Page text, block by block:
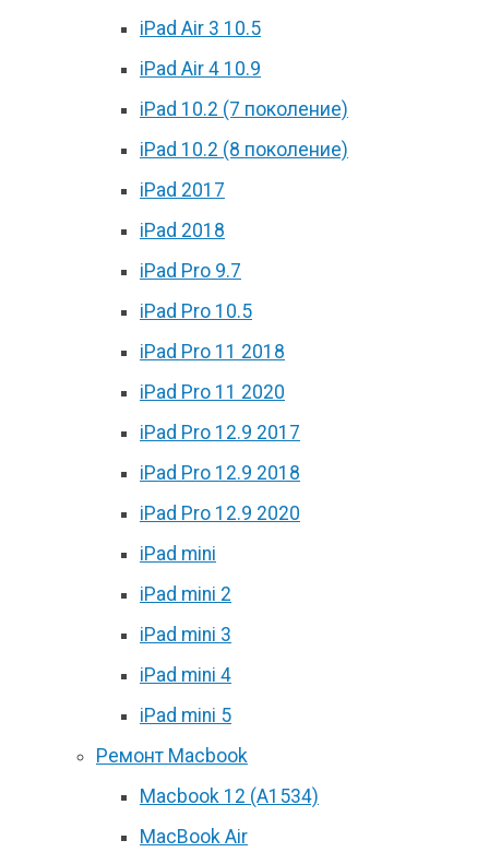
iPad Air 3 10.5
iPad Air 4 10.9
iPad 10.2 (7 поколение)
iPad 10.2 (8 поколение)
iPad 2017
iPad 2018
iPad Pro 9.7
iPad Pro 10.5
iPad Pro 11 2018
iPad Pro 11 2020
iPad Pro 12.9 2017
iPad Pro 12.9 2018
iPad Pro 12.9 2020
iPad mini
iPad mini 2
iPad mini 3
iPad mini 4
iPad mini 5
Ремонт Macbook
Macbook 12 (А1534)
MacBook Air